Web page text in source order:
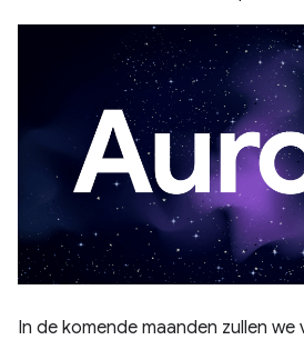
In de komende maanden zullen we